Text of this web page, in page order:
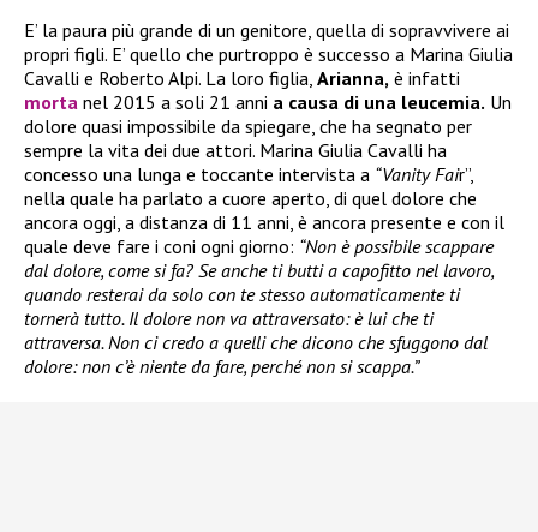
E’ la paura più grande di un genitore, quella di sopravvivere ai
propri figli. E’ quello che purtroppo è successo a Marina Giulia
Cavalli e Roberto Alpi. La loro figlia, Arianna, è infatti
morta nel 2015 a soli 21 anni a causa di una leucemia. Un
dolore quasi impossibile da spiegare, che ha segnato per
sempre la vita dei due attori. Marina Giulia Cavalli ha
concesso una lunga e toccante intervista a “Vanity Fair”,
nella quale ha parlato a cuore aperto, di quel dolore che
ancora oggi, a distanza di 11 anni, è ancora presente e con il
quale deve fare i coni ogni giorno: “Non è possibile scappare
dal dolore, come si fa? Se anche ti butti a capofitto nel lavoro,
quando resterai da solo con te stesso automaticamente ti
tornerà tutto. Il dolore non va attraversato: è lui che ti
attraversa. Non ci credo a quelli che dicono che sfuggono dal
dolore: non c’è niente da fare, perché non si scappa.”